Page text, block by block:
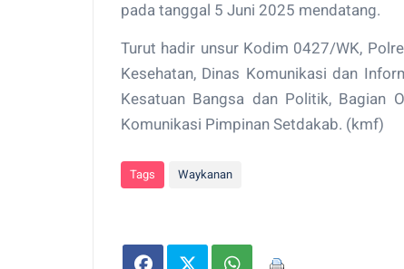
pada tanggal 5 Juni 2025 mendatang.
Turut hadir unsur Kodim 0427/WK,
Kesehatan, Dinas Komunikasi dan
Kesatuan Bangsa dan Politik, Bagian
Komunikasi Pimpinan Setdakab. (kmf)
Tags Waykanan